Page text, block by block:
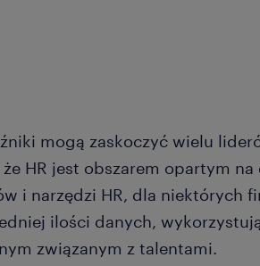
mogą zaskoczyć wielu
HR jest obszarem opartym
i narzędzi HR, dla niektórych
ilości danych,
związanym z talentami.